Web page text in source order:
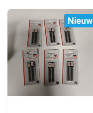
Nieuw